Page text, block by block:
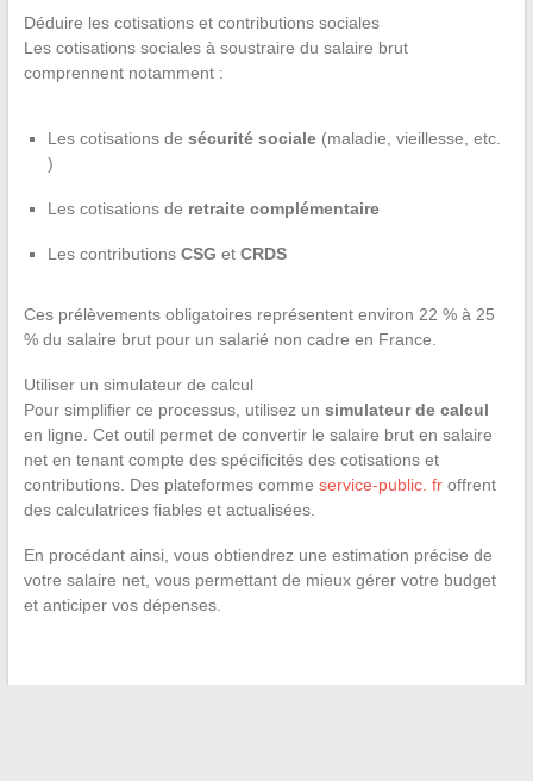
Déduire les cotisations et contributions sociales
Les cotisations sociales à soustraire du salaire brut
comprennent notamment :
Les cotisations de sécurité sociale(maladie, vieillesse, etc.
)
Les cotisations de retraite complémentaire
Les contributions CSG et CRDS
Ces prélèvements obligatoires représentent environ 22 % à 25
% du salaire brut pour un salarié non cadre en France.
Utiliser un simulateur de calcul
Pour simplifier ce processus, utilisez un simulateur de calcul
en ligne. Cet outil permet de convertir le salaire brut en salaire
net en tenant compte des spécificités des cotisations et
contributions. Des plateformes comme service-public. froffrent
des calculatrices fiables et actualisées.
En procédant ainsi, vous obtiendrez une estimation précise de
votre salaire net, vous permettant de mieux gérer votre budget
et anticiper vos dépenses.